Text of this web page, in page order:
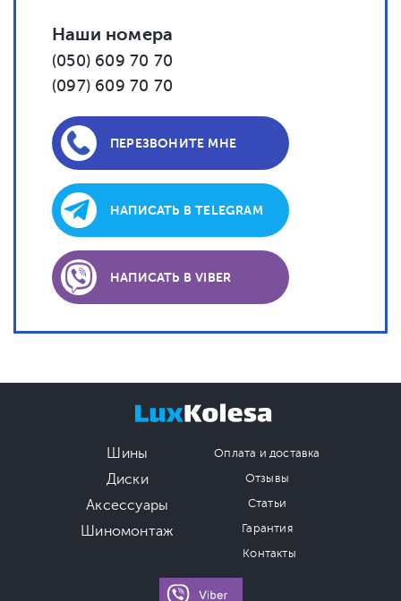
Наши номера
(050) 609 70 70
(097) 609 70 70
ПЕРЕЗВОНИТЕ МНЕ
НАПИСАТЬ В TELEGRAM
НАПИСАТЬ В VIBER
Шины
Диски
Аксессуары
Шиномонтаж
Оплата и доставка
Отзывы
Статьи
Гарантия
Контакты